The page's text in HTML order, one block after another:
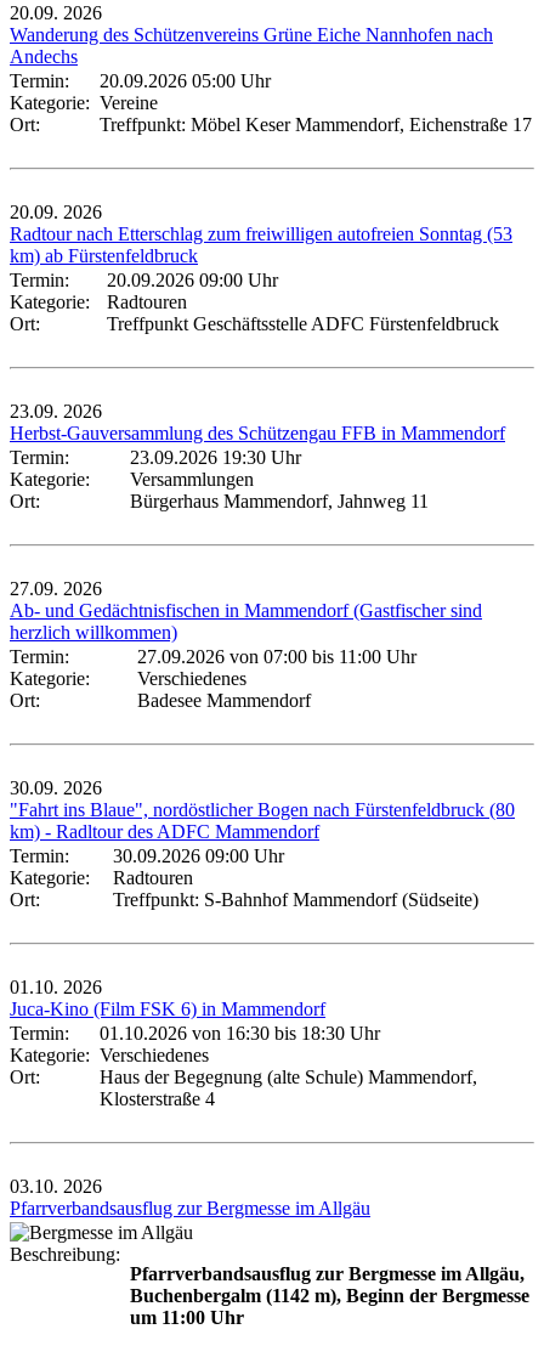
20.09. 2026
Wanderung des Schützenvereins Grüne Eiche Nannhofen nach
Andechs
Termin:
20.09.2026 05:00 Uhr
Kategorie: Vereine
Ort:
Treffpunkt: Möbel Keser Mammendorf, Eichenstraße 17
20.09. 2026
Radtour nach Etterschlag zum freiwilligen autofreien Sonntag (53
km) ab Fürstenfeldbruck
Termin:
20.09.2026 09:00 Uhr
Kategorie:
Radtouren
Ort:
Treffpunkt Geschäftsstelle ADFC Fürstenfeldbruck
23.09. 2026
Herbst-Gauversammlung des Schützengau FFB in Mammendorf
Termin:
23.09.2026 19:30 Uhr
Kategorie:
Versammlungen
Ort:
Bürgerhaus Mammendorf, Jahnweg 11
27.09. 2026
Ab- und Gedächtnisfischen in Mammendorf (Gastfischer sind
herzlich willkommen)
Termin:
27.09.2026 von 07:00 bis 11:00 Uhr
Kategorie:
Verschiedenes
Ort:
Badesee Mammendorf
30.09. 2026
"Fahrt ins Blaue", nordöstlicher Bogen nach Fürstenfeldbruck (80
km) - Radltour des ADFC Mammendorf
Termin:
30.09.2026 09:00 Uhr
Kategorie:
Radtouren
Ort:
Treffpunkt: S-Bahnhof Mammendorf (Südseite)
01.10. 2026
Juca-Kino (Film FSK 6) in Mammendorf
Termin:
01.10.2026 von 16:30 bis 18:30 Uhr
Kategorie: Verschiedenes
Ort:
Haus der Begegnung (alte Schule) Mammendorf,
Klosterstraße 4
03.10. 2026
Pfarrverbandsausflug zur Bergmesse im Allgäu
Beschreibung:
Pfarrverbandsausflug zur Bergmesse im Allgäu,
Buchenbergalm (1142 m), Beginn der Bergmesse
um 11:00 Uhr